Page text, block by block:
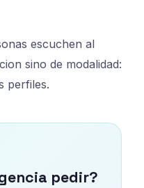
escuchen al
sino de modalidad:
perfiles.
pedir?